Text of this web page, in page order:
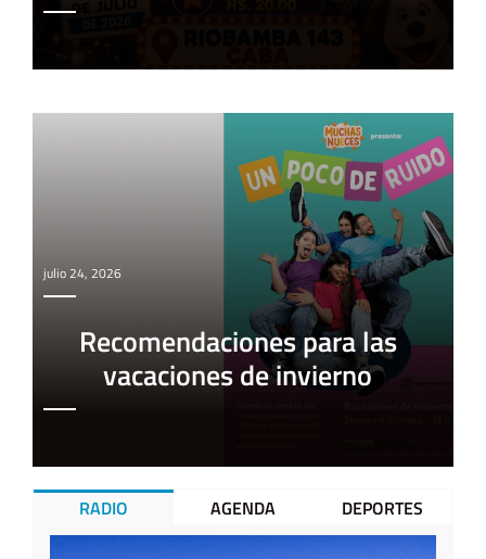
julio 24, 2026
Recomendaciones para las
vacaciones de invierno
RADIO AGENDA DEPORTES